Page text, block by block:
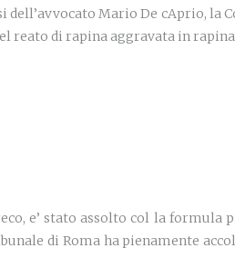
Mario De cAprio, la
di rapina aggravata in
e’ stato assolto col la formula
di Roma ha pienamente